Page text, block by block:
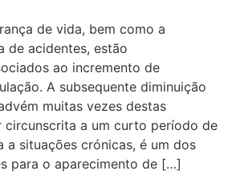
de vida, bem como a
de acidentes, estão
ao incremento de
A subsequente diminuição
muitas vezes destas
circunscrita a um curto período de
a situações crónicas, é um dos
para o aparecimento de […]